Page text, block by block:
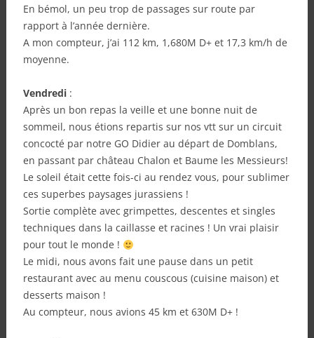
En bémol, un peu trop de passages sur route par
rapport à l’année dernière.
A mon compteur, j’ai 112 km, 1,680M D+ et 17,3 km/h de
moyenne.
Vendredi:
Après un bon repas la veille et une bonne nuit de
sommeil, nous étions repartis sur nos vtt sur un circuit
concocté par notre GO Didier au départ de Domblans,
en passant par château Chalon et Baume les Messieurs!
Le soleil était cette fois-ci au rendez vous, pour sublimer
ces superbes paysages jurassiens !
Sortie complète avec grimpettes, descentes et singles
techniques dans la caillasse et racines ! Un vrai plaisir
pour tout le monde !
Le midi, nous avons fait une pause dans un petit
restaurant avec au menu couscous (cuisine maison) et
desserts maison !
Au compteur, nous avions 45 km et 630M D+ !